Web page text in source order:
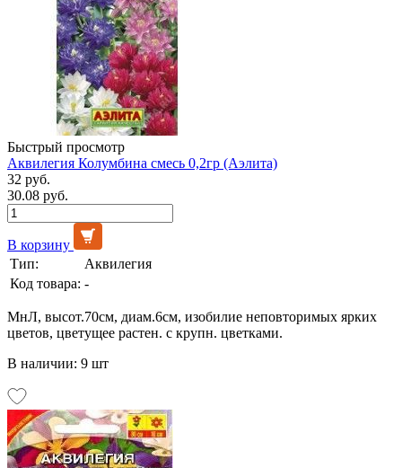
Быстрый просмотр
Аквилегия Колумбина смесь 0,2гр (Аэлита)
32 руб.
30.08 руб.
В корзину
Тип:
Аквилегия
Код товара: -
МнЛ, высот.70см, диам.6см, изобилие неповторимых ярких
цветов, цветущее растен. с крупн. цветками.
В наличии: 9 шт